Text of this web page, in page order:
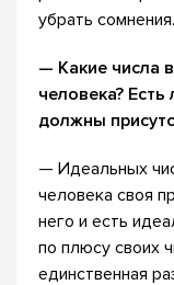
убрать сомнения.
— Какие числа
человека?
должны
— Идеальных
человека своя
него и есть
по плюсу своих
единственная